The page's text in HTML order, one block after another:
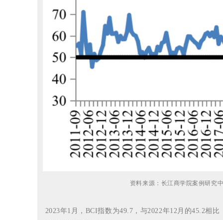
资料来源：长江商学院案例研究
2023年1月，BCI指数为49.7，与2022年12月的45.2相